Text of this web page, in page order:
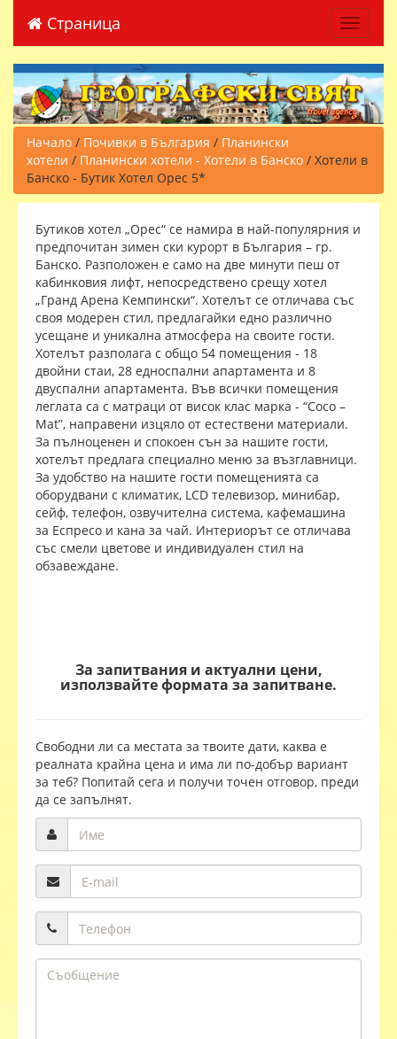
Страница Toggle
Начало / Почивки в България / Планински
хотели / Планински хотели - Хотели в Банско / Хотели в
Банско - Бутик Хотел Орес 5*
Бутиков хотел „Орес“ се намира в най-популярния и
предпочитан зимен ски курорт в България – гр.
Банско. Разположен е само на две минути пеш от
кабинковия лифт, непосредствено срещу хотел
„Гранд Арена Кемпински“. Хотелът се отличава със
своя модерен стил, предлагайки едно различно
усещане и уникална атмосфера на своите гости.
Хотелът разполага с общо 54 помещения - 18
двойни стаи, 28 едноспални апартамента и 8
двуспални апартамента. Във всички помещения
леглата са с матраци от висок клас марка - “Coco –
Mat”, направени изцяло от естествени материали.
За пълноценен и спокоен сън за нашите гости,
хотелът предлага специално меню за възглавници.
За удобство на нашите гости помещенията са
оборудвани с климатик, LCD телевизор, минибар,
сейф, телефон, озвучителна система, кафемашина
за Еспресо и кана за чай. Интериорът се отличава
със смели цветове и индивидуален стил на
обзавеждане.
За запитвания и актуални цени,
използвайте формата за запитване.
Свободни ли са местата за твоите дати, каква е
реалната крайна цена и има ли по-добър вариант
за теб? Попитай сега и получи точен отговор, преди
да се запълнят.